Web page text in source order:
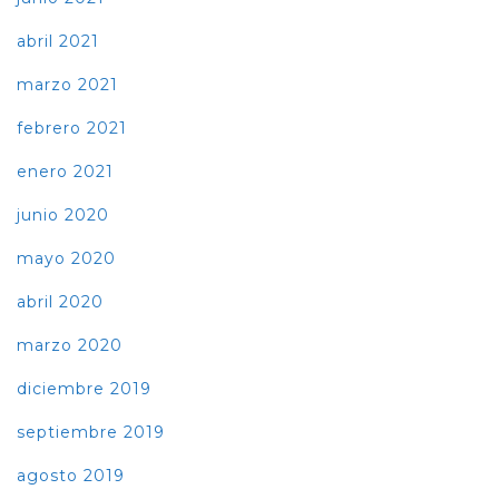
abril 2021
marzo 2021
febrero 2021
enero 2021
junio 2020
mayo 2020
abril 2020
marzo 2020
diciembre 2019
septiembre 2019
agosto 2019